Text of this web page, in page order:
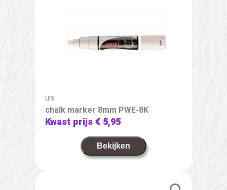
uni
chalk marker 8mm PWE-8K
Kwast prijs€ 5,95
Bekijken